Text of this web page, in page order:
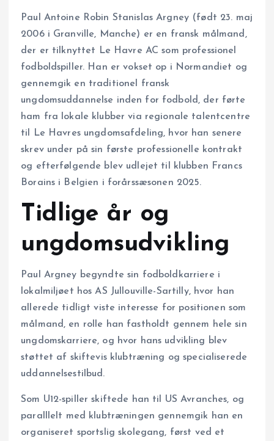
Paul Antoine Robin Stanislas Argney (født 23. maj
2006 i Granville, Manche) er en fransk målmand,
der er tilknyttet Le Havre AC som professionel
fodboldspiller. Han er vokset op i Normandiet og
gennemgik en traditionel fransk
ungdomsuddannelse inden for fodbold, der førte
ham fra lokale klubber via regionale talentcentre
til Le Havres ungdomsafdeling, hvor han senere
skrev under på sin første professionelle kontrakt
og efterfølgende blev udlejet til klubben Francs
Borains i Belgien i forårssæsonen 2025.
Tidlige år og
ungdomsudvikling
Paul Argney begyndte sin fodboldkarriere i
lokalmiljøet hos AS Jullouville-Sartilly, hvor han
allerede tidligt viste interesse for positionen som
målmand, en rolle han fastholdt gennem hele sin
ungdomskarriere, og hvor hans udvikling blev
støttet af skiftevis klubtræning og specialiserede
uddannelsestilbud.
Som U12-spiller skiftede han til US Avranches, og
paralllelt med klubtræningen gennemgik han en
organiseret sportslig skolegang, først ved et